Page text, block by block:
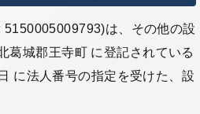
5150005009793)は、その他の設
葛城郡王寺町 に登記されている
に法人番号の指定を受けた、設